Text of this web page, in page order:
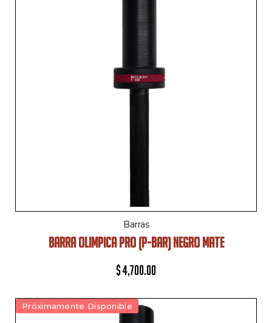
Barras
BARRA OLIMPICA PRO (P-BAR) NEGRO MATE
$4,700.00
Próximamente Disponible